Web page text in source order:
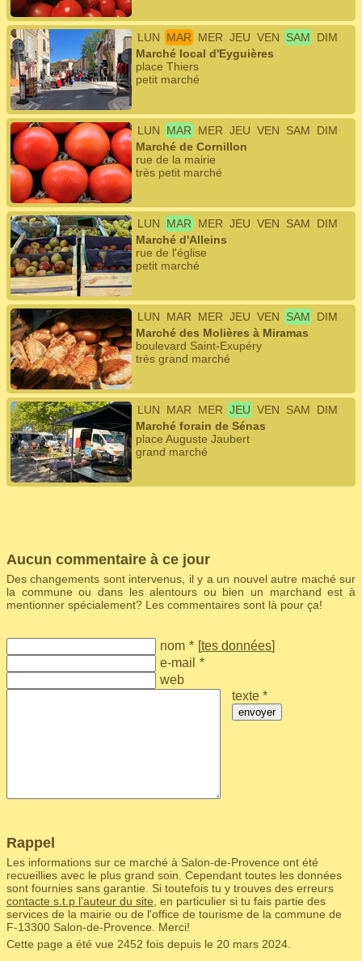
LUN MAR MER JEU VEN SAM
DIM
Marché local d'Eyguières
place Thiers
petit marché
LUN MAR MER JEU VEN SAM
DIM
Marché de Cornillon
rue de la mairie
très petit marché
LUN MAR MER JEU VEN SAM
DIM
Marché d'Alleins
rue de l'église
petit marché
LUN MAR MER JEU VEN SAM
DIM
Marché des Molières à Miramas
boulevard Saint-Exupéry
très grand marché
LUN MAR MER JEU VEN SAM
DIM
Marché forain de Sénas
place Auguste Jaubert
grand marché
Aucun commentaire à ce jour
Des changements sont intervenus, il y a un nouvel autre maché sur
la commune ou dans les alentours ou bien un marchand est à
mentionner spécialement? Les commentaires sont là pour ça!
nom * [tes données]
e-mail *
web
texte *
envoyer
Rappel
Les informations sur ce marché à Salon-de-Provence ont été
recueillies avec le plus grand soin. Cependant toutes les données
sont fournies sans garantie. Si toutefois tu y trouves des erreurs
contacte s.t.p l'auteur du site , en particulier si tu fais partie des
services de la mairie ou de l'office de tourisme de la commune de
F‑13300 Salon-de-Provence. Merci!
Cette page a été vue 2452 fois depuis le 20 mars 2024.